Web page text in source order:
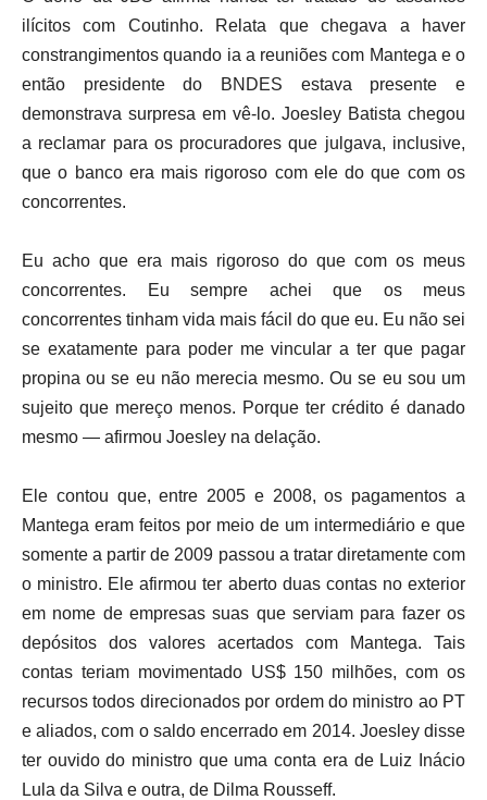
ilícitos com Coutinho. Relata que chegava a haver
constrangimentos quando ia a reuniões com Mantega e o
então presidente do BNDES estava presente e
demonstrava surpresa em vê-lo. Joesley Batista chegou
a reclamar para os procuradores que julgava, inclusive,
que o banco era mais rigoroso com ele do que com os
concorrentes.
Eu acho que era mais rigoroso do que com os meus
concorrentes. Eu sempre achei que os meus
concorrentes tinham vida mais fácil do que eu. Eu não sei
se exatamente para poder me vincular a ter que pagar
propina ou se eu não merecia mesmo. Ou se eu sou um
sujeito que mereço menos. Porque ter crédito é danado
mesmo — afirmou Joesley na delação.
Ele contou que, entre 2005 e 2008, os pagamentos a
Mantega eram feitos por meio de um intermediário e que
somente a partir de 2009 passou a tratar diretamente com
o ministro. Ele afirmou ter aberto duas contas no exterior
em nome de empresas suas que serviam para fazer os
depósitos dos valores acertados com Mantega. Tais
contas teriam movimentado US$ 150 milhões, com os
recursos todos direcionados por ordem do ministro ao PT
e aliados, com o saldo encerrado em 2014. Joesley disse
ter ouvido do ministro que uma conta era de Luiz Inácio
Lula da Silva e outra, de Dilma Rousseff.